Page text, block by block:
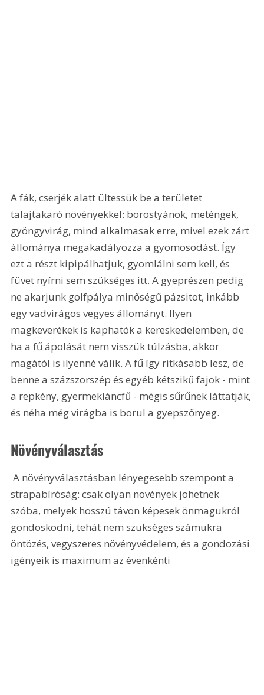
A fák, cserjék alatt ültessük be a területet
talajtakaró növényekkel: borostyánok, meténgek,
gyöngyvirág, mind alkalmasak erre, mivel ezek zárt
állománya megakadályozza a gyomosodást. Így
ezt a részt kipipálhatjuk, gyomlálni sem kell, és
füvet nyírni sem szükséges itt. A gyeprészen pedig
ne akarjunk golfpálya minőségű pázsitot, inkább
egy vadvirágos vegyes állományt. Ilyen
magkeverékek is kaphatók a kereskedelemben, de
ha a fű ápolását nem visszük túlzásba, akkor
magától is ilyenné válik. A fű így ritkásabb lesz, de
benne a százszorszép és egyéb kétszikű fajok - mint
a repkény, gyermekláncfű - mégis sűrűnek láttatják,
és néha még virágba is borul a gyepszőnyeg.
Növényválasztás
A növényválasztásban lényegesebb szempont a
strapabíróság: csak olyan növények jöhetnek
szóba, melyek hosszú távon képesek önmagukról
gondoskodni, tehát nem szükséges számukra
öntözés, vegyszeres növényvédelem, és a gondozási
igényeik is maximum az évenkénti